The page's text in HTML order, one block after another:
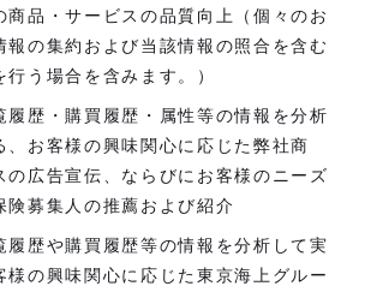
商品・サービスの品質向上（個々のお
報の集約および当該情報の照合を含む
う場合を含みます。）
履歴・購買履歴・属性等の情報を分析
、お客様の興味関心に応じた弊社商
の広告宣伝、ならびにお客様のニーズ
険募集人の推薦および紹介
履歴や購買履歴等の情報を分析して実
様の興味関心に応じた東京海上グルー